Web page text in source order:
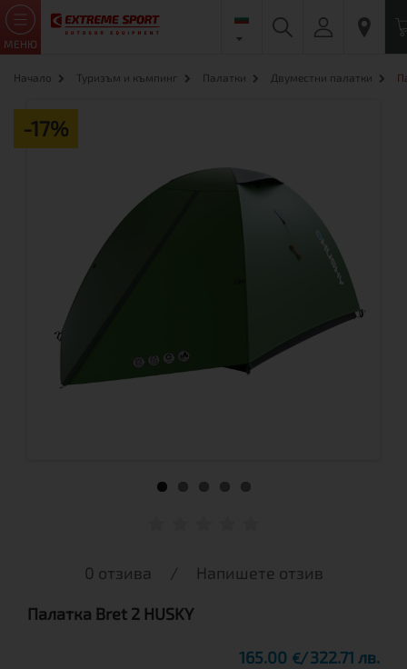
МЕНЮ
Начало Туризъм и къмпинг Палатки Двуместни палатки
-17%
0 отзива / Напишете отзив
Палатка Bret 2 HUSKY
165.00 € 322.71 лв.